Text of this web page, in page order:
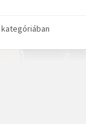
kategóriában